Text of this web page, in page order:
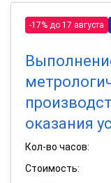
-17% до 17 августа
оказания
Кол-во часов:
Стоимость: